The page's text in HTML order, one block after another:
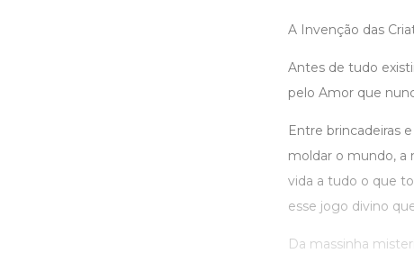
A Invenção das
Antes de tudo
pelo Amor que
Entre brincadeiras
moldar o mundo, a
vida a tudo o que
esse jogo divino
Da massinha